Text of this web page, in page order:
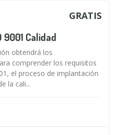
GRATIS
9001 Calidad
obtendrá los
comprender los requisitos
el proceso de implantación
la cali...